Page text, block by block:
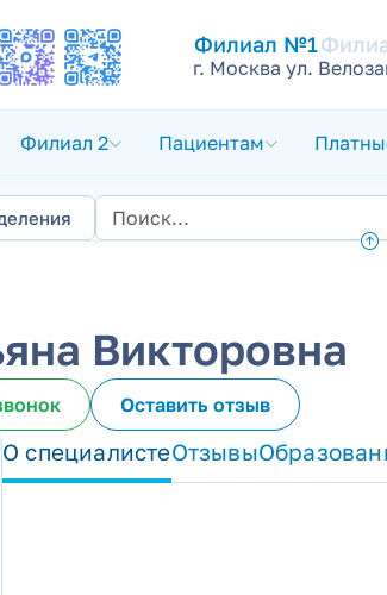
Филиал №1
г. Москва ул.
Филиал 2 Пациентам
Викторовна
Оставить отзыв
О специалистеОтзывы